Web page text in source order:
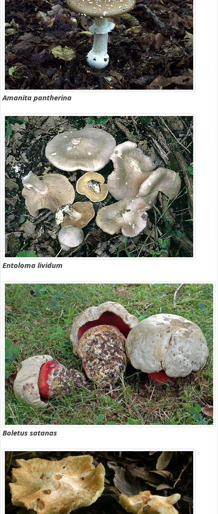
Amanita pantherina
Entoloma lividum
Boletus satanas